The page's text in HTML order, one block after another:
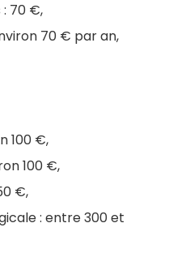
70 €,
70 € par an,
100 €,
100 €,
€,
: entre 300 et